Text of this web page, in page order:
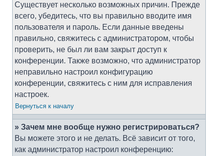
Существует несколько возможных причин. Прежде
всего, убедитесь, что вы правильно вводите имя
пользователя и пароль. Если данные введены
правильно, свяжитесь с администратором, чтобы
проверить, не был ли вам закрыт доступ к
конференции. Также возможно, что администратор
неправильно настроил конфигурацию
конференции, свяжитесь с ним для исправления
настроек.
Вернуться к началу
» Зачем мне вообще нужно регистрироваться?
Вы можете этого и не делать. Всё зависит от того,
как администратор настроил конференцию: